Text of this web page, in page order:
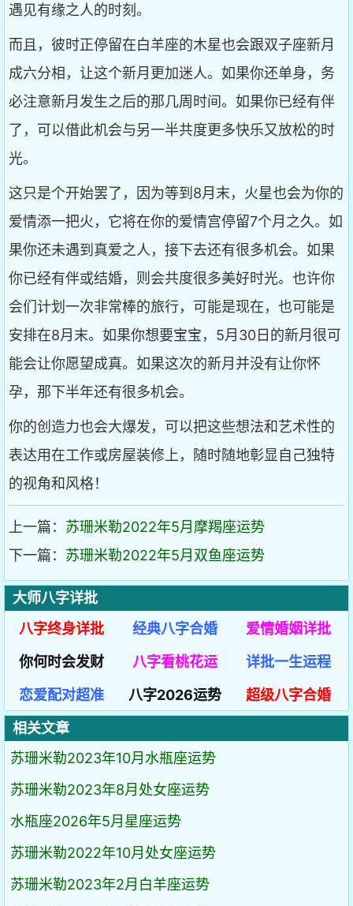
遇见有缘之人的时刻。
而且，彼时正停留在白羊座的木星也会跟双子座新月
成六分相，让这个新月更加迷人。如果你还单身，务
必注意新月发生之后的那几周时间。如果你已经有伴
了，可以借此机会与另一半共度更多快乐又放松的时
光。
这只是个开始罢了，因为等到8月末，火星也会为你的
爱情添一把火，它将在你的爱情宫停留7个月之久。如
果你还未遇到真爱之人，接下去还有很多机会。如果
你已经有伴或结婚，则会共度很多美好时光。也许你
会们计划一次非常棒的旅行，可能是现在，也可能是
安排在8月末。如果你想要宝宝，5月30日的新月很可
能会让你愿望成真。如果这次的新月并没有让你怀
孕，那下半年还有很多机会。
你的创造力也会大爆发，可以把这些想法和艺术性的
表达用在工作或房屋装修上，随时随地彰显自己独特
的视角和风格！
上一篇： 苏珊米勒2022年5月摩羯座运势
下一篇： 苏珊米勒2022年5月双鱼座运势
大师八字详批
八字终身详批
经典八字合婚
爱情婚姻详批
你何时会发财
八字看桃花运
详批一生运程
恋爱配对超准
八字2026运势
超级八字合婚
相关文章
苏珊米勒2023年10月水瓶座运势
苏珊米勒2023年8月处女座运势
水瓶座2026年5月星座运势
苏珊米勒2022年10月处女座运势
苏珊米勒2023年2月白羊座运势